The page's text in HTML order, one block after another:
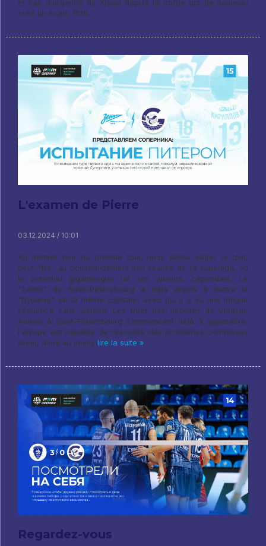
et l'as d'urgence de Klyuki depuis la corde ont de nouveau
créé un écart, 11:16.
L'examen de Pierre
03.12.2024 / 10:01
Au dernier tour du premier tour, nous allons visiter le tout,
peut-?tre, au commandement non réalisé de la Superliga, vu
le potentiel gigantesque de ses joueurs. cependant, Le
"Zénith" de Saint-Pétersbourg a déjà appris à battre le
"Dynamo" de la même capitale, avec qui il a eu une longue
séquence sans victoire. Les fruits des activités de Vladimir
Alekno à Saint-Pétersbourg commencent déjà à apparaître,
l'équipe est capable de résoudre des problèmes complexes
sinon, alors au moins lire la suite »
Regardez-vous